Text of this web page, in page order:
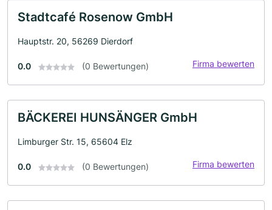
Stadtcafé Rosenow GmbH
Hauptstr. 20, 56269 Dierdorf
0.0 (0 Bewertungen) Firma bewerten
BÄCKEREI HUNSÄNGER GmbH
Limburger Str. 15, 65604 Elz
0.0 (0 Bewertungen) Firma bewerten